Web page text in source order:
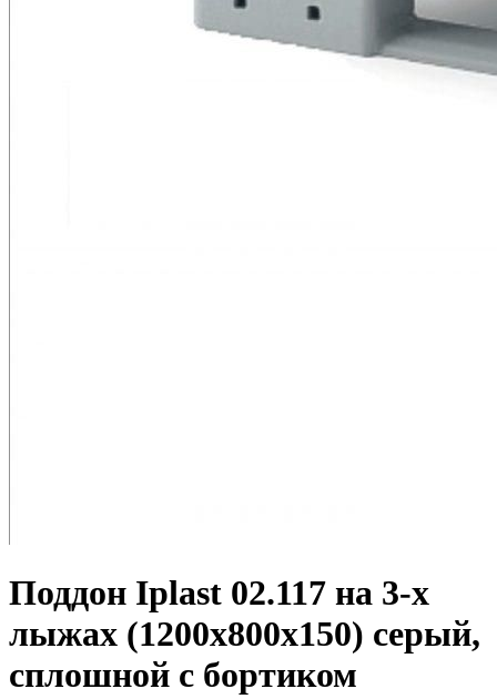
Поддон Iplast 02.117 на 3-х
лыжах (1200х800х150) серый,
сплошной с бортиком